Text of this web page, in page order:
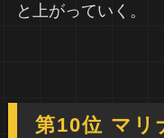
と上がっていく。
第10位 マリ